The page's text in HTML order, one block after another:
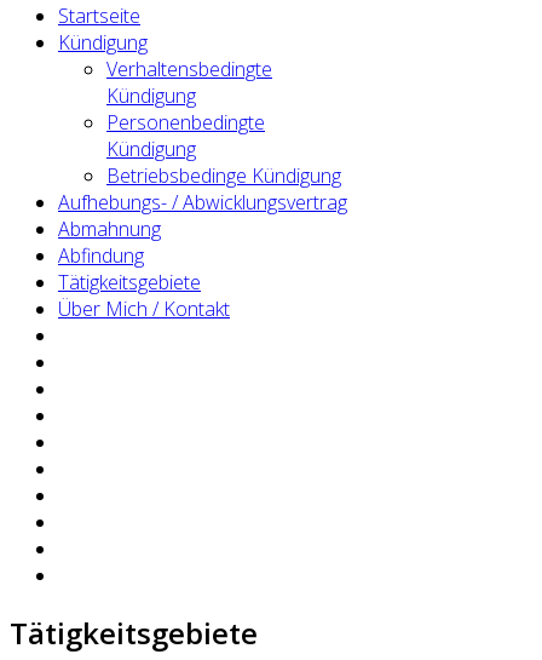
Startseite
Kündigung
Verhaltensbedingte
Kündigung
Personenbedingte
Kündigung
Betriebsbedinge Kündigung
Aufhebungs- / Abwicklungsvertrag
Abmahnung
Abfindung
Tätigkeitsgebiete
Über Mich / Kontakt
Tätigkeitsgebiete